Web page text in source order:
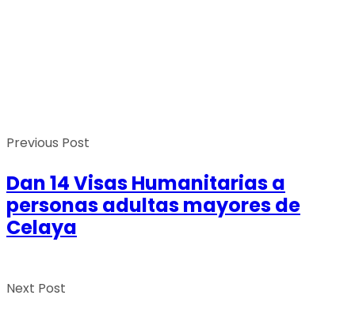
Previous Post
Dan 14 Visas Humanitarias a
personas adultas mayores de
Celaya
Next Post